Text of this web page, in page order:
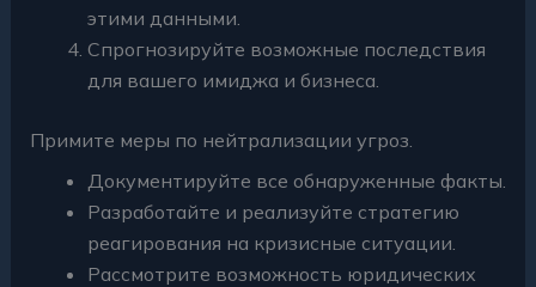
этими данными.
Спрогнозируйте возможные последствия
для вашего имиджа и бизнеса.
Примите меры по нейтрализации угроз.
Документируйте все обнаруженные факты.
Разработайте и реализуйте стратегию
реагирования на кризисные ситуации.
Рассмотрите возможность юридических